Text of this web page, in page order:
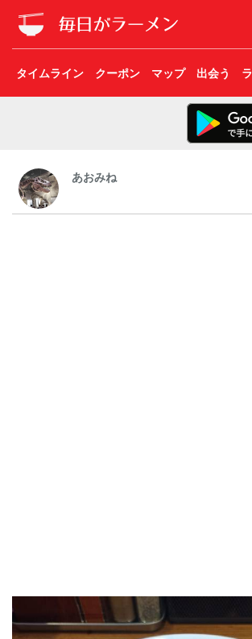
タイムライン クーポン マップ 出会う
あおみね